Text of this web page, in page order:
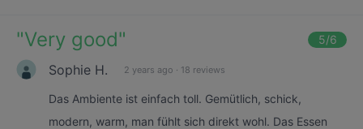
"Very good" 5/6
Sophie H. 2 years ago · 18 reviews
Das Ambiente ist einfach toll. Gemütlich, schick,
modern, warm, man fühlt sich direkt wohl. Das Essen